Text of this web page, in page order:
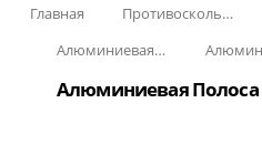
Главная Противоскользящая защита для лестниц, профили, ленты
Алюминиевая полоса с резиновыми вставками
Алюминиевая Полоса